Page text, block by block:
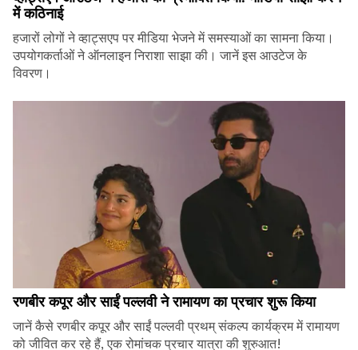
में कठिनाई
हजारों लोगों ने व्हाट्सएप पर मीडिया भेजने में समस्याओं का सामना किया।
उपयोगकर्ताओं ने ऑनलाइन निराशा साझा की। जानें इस आउटेज के
विवरण।
रणबीर कपूर और साईं पल्लवी ने रामायण का प्रचार शुरू किया
जानें कैसे रणबीर कपूर और साईं पल्लवी प्रथम् संकल्प कार्यक्रम में रामायण
को जीवित कर रहे हैं, एक रोमांचक प्रचार यात्रा की शुरुआत!